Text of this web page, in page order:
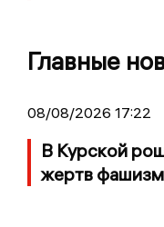
Главные
08/08/2026 17:22
В Курской
жертв